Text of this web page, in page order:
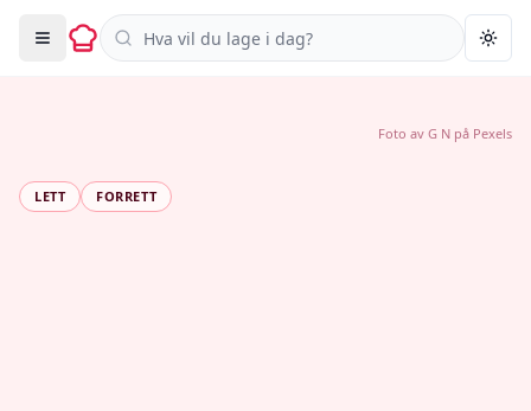
Søk i oppskrifter
LETT FORRETT
Foto av G N på Pexels